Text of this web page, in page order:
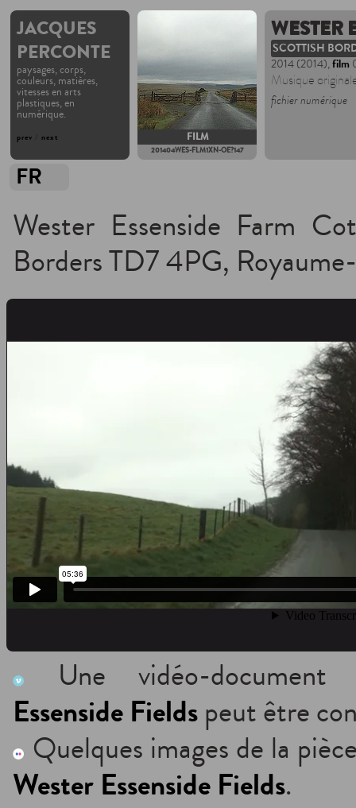
JACQUES
PERCONTE
paysages, corps,
couleurs, matières,
vitesses en arts
plastiques, en
numérique.
prev next FILM
201404WES-FLM1XN-OE?147
WESTER
SCOTTISH
2014 (2014),film
Musique
fichier numérique
FR
Wester Essenside Farm
Borders TD7 4PG,
Une vidéo-
Essenside Fields peut être
Quelques images de la
Wester Essenside Fields.